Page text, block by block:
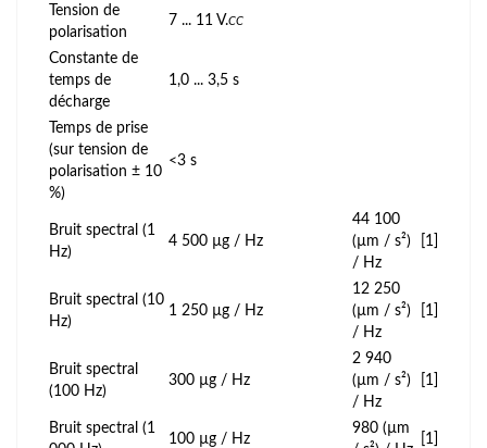
Tension de
polarisation
7 ... 11 V.CC
Constante de
temps de
décharge
1,0 ... 3,5 s
Temps de prise
(sur tension de
polarisation ± 10
%)
<3 s
Bruit spectral (1
Hz)
4 500 µg / Hz
44 100
(µm / s²)
/ Hz
[1]
Bruit spectral (10
Hz)
1 250 µg / Hz
12 250
(µm / s²)
/ Hz
[1]
Bruit spectral
(100 Hz)
300 µg / Hz
2 940
(µm / s²)
/ Hz
[1]
Bruit spectral (1
100 µg / Hz
980 (µm
[1]